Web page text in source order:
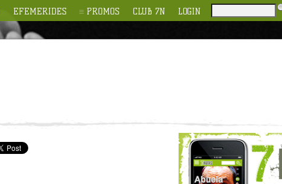
EFEMERIDES PROMOS CLUB 7N LOGIN